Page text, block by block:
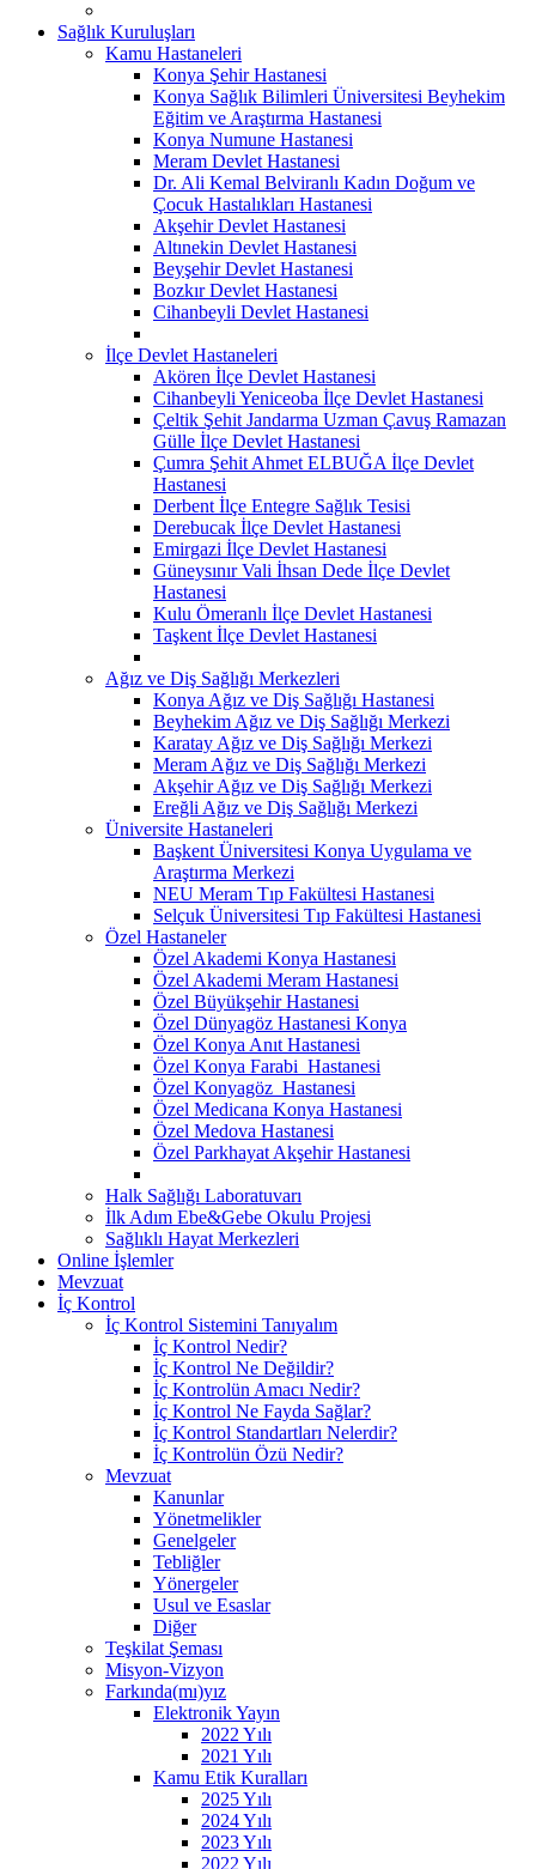
Sağlık Kuruluşları
Kamu Hastaneleri
Konya Şehir Hastanesi
Konya Sağlık Bilimleri Üniversitesi Beyhekim
Eğitim ve Araştırma Hastanesi
Konya Numune Hastanesi
Meram Devlet Hastanesi
Dr. Ali Kemal Belviranlı Kadın Doğum ve
Çocuk Hastalıkları Hastanesi
Akşehir Devlet Hastanesi
Altınekin Devlet Hastanesi
Beyşehir Devlet Hastanesi
Bozkır Devlet Hastanesi
Cihanbeyli Devlet Hastanesi
İlçe Devlet Hastaneleri
Akören İlçe Devlet Hastanesi
Cihanbeyli Yeniceoba İlçe Devlet Hastanesi
Çeltik Şehit Jandarma Uzman Çavuş Ramazan
Gülle İlçe Devlet Hastanesi
Çumra Şehit Ahmet ELBUĞA İlçe Devlet
Hastanesi
Derbent İlçe Entegre Sağlık Tesisi
Derebucak İlçe Devlet Hastanesi
Emirgazi İlçe Devlet Hastanesi
Güneysınır Vali İhsan Dede İlçe Devlet
Hastanesi
Kulu Ömeranlı İlçe Devlet Hastanesi
Taşkent İlçe Devlet Hastanesi
Ağız ve Diş Sağlığı Merkezleri
Konya Ağız ve Diş Sağlığı Hastanesi
Beyhekim Ağız ve Diş Sağlığı Merkezi
Karatay Ağız ve Diş Sağlığı Merkezi
Meram Ağız ve Diş Sağlığı Merkezi
Akşehir Ağız ve Diş Sağlığı Merkezi
Ereğli Ağız ve Diş Sağlığı Merkezi
Üniversite Hastaneleri
Başkent Üniversitesi Konya Uygulama ve
Araştırma Merkezi
NEU Meram Tıp Fakültesi Hastanesi
Selçuk Üniversitesi Tıp Fakültesi Hastanesi
Özel Hastaneler
Özel Akademi Konya Hastanesi
Özel Akademi Meram Hastanesi
Özel Büyükşehir Hastanesi
Özel Dünyagöz Hastanesi Konya
Özel Konya Anıt Hastanesi
Özel Konya Farabi Hastanesi
Özel Konyagöz Hastanesi
Özel Medicana Konya Hastanesi
Özel Medova Hastanesi
Özel Parkhayat Akşehir Hastanesi
Halk Sağlığı Laboratuvarı
İlk Adım Ebe&Gebe Okulu Projesi
Sağlıklı Hayat Merkezleri
Online İşlemler
Mevzuat
İç Kontrol
İç Kontrol Sistemini Tanıyalım
İç Kontrol Nedir?
İç Kontrol Ne Değildir?
İç Kontrolün Amacı Nedir?
İç Kontrol Ne Fayda Sağlar?
İç Kontrol Standartları Nelerdir?
İç Kontrolün Özü Nedir?
Mevzuat
Kanunlar
Yönetmelikler
Genelgeler
Tebliğler
Yönergeler
Usul ve Esaslar
Diğer
Teşkilat Şeması
Misyon-Vizyon
Farkında(mı)yız
Elektronik Yayın
2022 Yılı
2021 Yılı
Kamu Etik Kuralları
2025 Yılı
2024 Yılı
2023 Yılı
2022 Yılı